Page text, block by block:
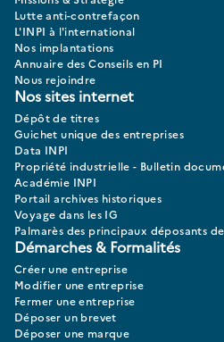
Lutte anti-contrefaçon
L'INPI à l'international
Nos implantations
Annuaire des Conseils en PI
Nous rejoindre
Nos sites internet
Dépôt de titres
Guichet unique des entreprises
Data INPI
Propriété industrielle - Bulletin
Académie INPI
Portail archives historiques
Voyage dans les IG
Palmarès des principaux déposants
Démarches & Formalités
Créer une entreprise
Modifier une entreprise
Fermer une entreprise
Déposer un brevet
Déposer une marque